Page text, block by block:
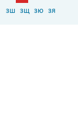
зш зщ зю зя